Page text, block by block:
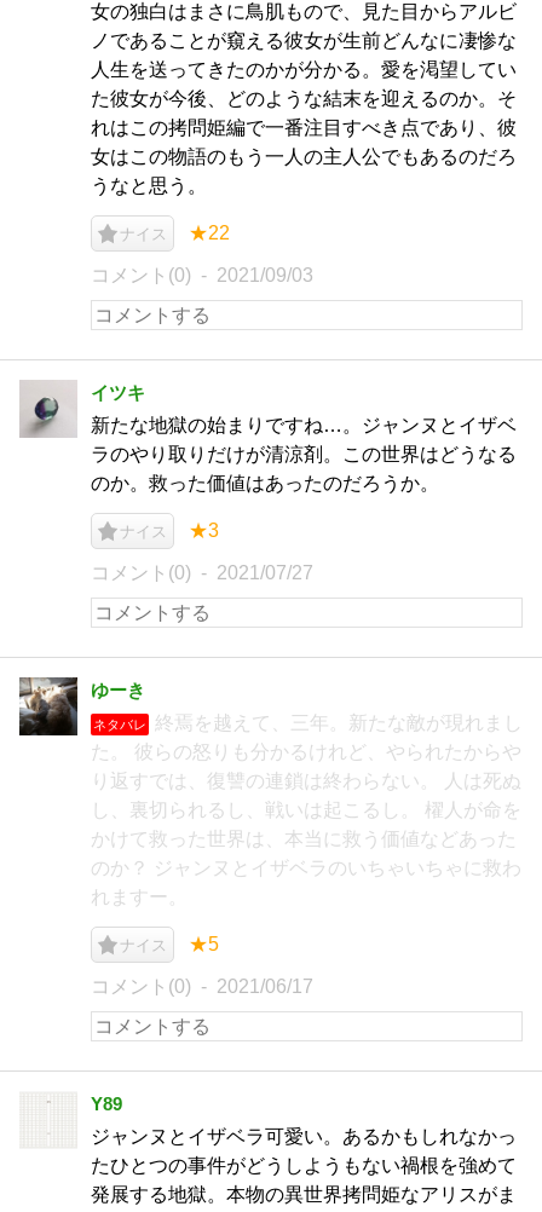
女の独白はまさに鳥肌もので、見た目からアルビ
ノであることが窺える彼女が生前どんなに凄惨な
人生を送ってきたのかが分かる。愛を渇望してい
た彼女が今後、どのような結末を迎えるのか。そ
れはこの拷問姫編で一番注目すべき点であり、彼
女はこの物語のもう一人の主人公でもあるのだろ
うなと思う。
ナイス ★22
コメント(0) 2021/09/03
イツキ
新たな地獄の始まりですね…。ジャンヌとイザベ
ラのやり取りだけが清涼剤。この世界はどうなる
のか。救った価値はあったのだろうか。
ナイス ★3
コメント(0) 2021/07/27
ゆーき
ネタバレ
終焉を越えて、三年。新たな敵が現れまし
た。 彼らの怒りも分かるけれど、やられたからや
り返すでは、復讐の連鎖は終わらない。 人は死ぬ
し、裏切られるし、戦いは起こるし。 櫂人が命を
かけて救った世界は、本当に救う価値などあった
のか？ ジャンヌとイザベラのいちゃいちゃに救わ
れますー。
ナイス ★5
コメント(0) 2021/06/17
Y89
ジャンヌとイザベラ可愛い。あるかもしれなかっ
たひとつの事件がどうしようもない禍根を強めて
発展する地獄。本物の異世界拷問姫なアリスがま